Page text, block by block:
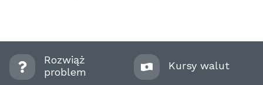
Rozwiąż
problem
Kursy walut